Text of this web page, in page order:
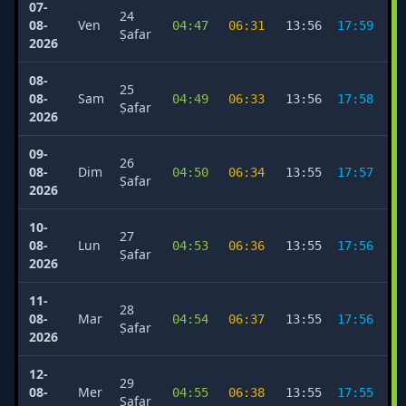
07-
08-
2026
Ven
24
Ṣafar
04:47 06:31 13:56 17:59
08-
08-
2026
Sam
25
Ṣafar
04:49 06:33 13:56 17:58
09-
08-
2026
Dim
26
Ṣafar
04:50 06:34 13:55 17:57
10-
08-
2026
Lun
27
Ṣafar
04:53 06:36 13:55 17:56
11-
08-
2026
Mar
28
Ṣafar
04:54 06:37 13:55 17:56
12-
08-
Mer
29
Ṣafar
04:55 06:38 13:55 17:55